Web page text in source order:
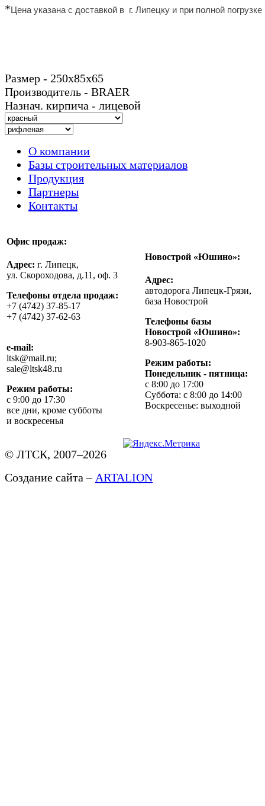
*Цена указана с доставкой в г. Липецку и при полной
Размер - 250х85х65
Производитель - BRAER
Назнач. кирпича - лицевой
О компании
Базы строительных материалов
Продукция
Партнеры
Контакты
Офис продаж:
Адрес: г. Липецк,
ул. Скороходова, д.11, оф. 3
Телефоны отдела продаж:
+7 (4742) 37-85-17
+7 (4742) 37-62-63
e-mail:
ltsk@mail.ru;
sale@ltsk48.ru
Режим работы:
с 9:00 до 17:30
все дни, кроме субботы
и воскресенья
Новострой «Юшино»:
Адрес:
автодорога Липецк-Грязи,
база Новострой
Телефоны базы
Новострой «Юшино»:
8-903-865-1020
Режим работы:
Понедельник - пятница:
с 8:00 до 17:00
Суббота: с 8:00 до 14:00
Воскресенье: выходной
© ЛТСК, 2007–2026
Создание сайта – ARTALION